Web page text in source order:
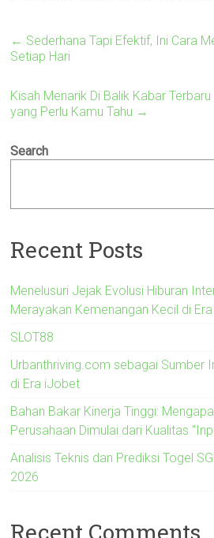
← Sederhana Tapi Efektif, Ini Cara
Setiap Hari
Kisah Menarik Di Balik Kabar
yang Perlu Kamu Tahu →
Search
Recent Posts
Menelusuri Jejak Evolusi Hiburan
Merayakan Kemenangan Kecil di
SLOT88
Urbanthriving.com sebagai Sumber
di Era iJobet
Bahan Bakar Kinerja Tinggi:
Perusahaan Dimulai dari Kualitas
Analisis Teknis dan Prediksi Togel
2026
Recent Comments